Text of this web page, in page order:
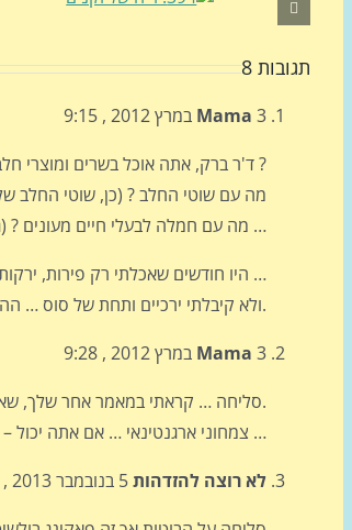
תגובות 8
Mama 3 במרץ 2012 , 9:15
ד'ר ברק, אתה אוכל בשרים ומוצרי חלב ?
מה עם שוטי החלב ? (כן, שוטי החלב
מה עם חמלה לבעלי חיים מעונים ? (גארי – ההרצאה הכי טובה) …
היו חודשים שאכלתי רק פירות, ירקות, דגניים, קטניות, אגוזים …
ולא קיבלתי ירכיים ותחת של סוס … ההיפך. ירקות מצמקים אותי.
Mama 3 במרץ 2012 , 9:28
סליחה … קראתי במאמר אחר שלך, שאתה צמחוני.
צמחוני ארגנטינאי … אם אתה יכול – אז גם אני …
לא רוצה להזדהות